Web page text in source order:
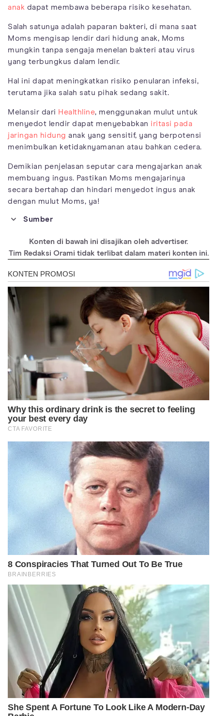
anak dapat membawa beberapa risiko kesehatan.
Salah satunya adalah paparan bakteri, di mana saat
Moms mengisap lendir dari hidung anak, Moms
mungkin tanpa sengaja menelan bakteri atau virus
yang terbungkus dalam lendir.
Hal ini dapat meningkatkan risiko penularan infeksi,
terutama jika salah satu pihak sedang sakit.
Melansir dari Healthline, menggunakan mulut untuk
menyedot lendir dapat menyebabkan iritasi pada
jaringan hidung anak yang sensitif, yang berpotensi
menimbulkan ketidaknyamanan atau bahkan cedera.
Demikian penjelasan seputar cara mengajarkan anak
membuang ingus. Pastikan Moms mengajarinya
secara bertahap dan hindari menyedot ingus anak
dengan mulut Moms, ya!
Sumber
https://www.brauer.com.au/health-library/7-tips-to-teach-your-
little-one-how-to-blow-their-nose
in-your-babys-throat
https://deadspin.com/am-i-gross-for-sucking-snot-out-of-my-
babys-nose-1825862238/
https://www.healthline.com/health/baby/cleaning-babys-nose
Konten di bawah ini disajikan oleh advertiser.
Tim Redaksi Orami tidak terlibat dalam materi konten ini.